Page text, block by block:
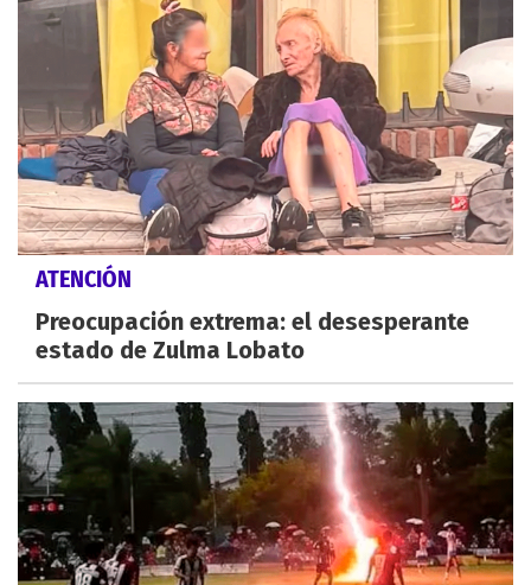
ATENCIÓN
Preocupación extrema: el desesperante
estado de Zulma Lobato